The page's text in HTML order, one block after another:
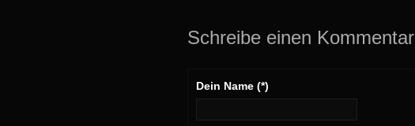
Schreibe einen Kommentar
Dein Name (*)